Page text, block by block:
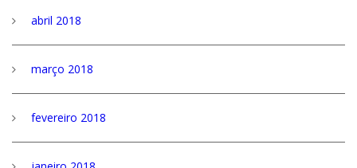
abril 2018
março 2018
fevereiro 2018